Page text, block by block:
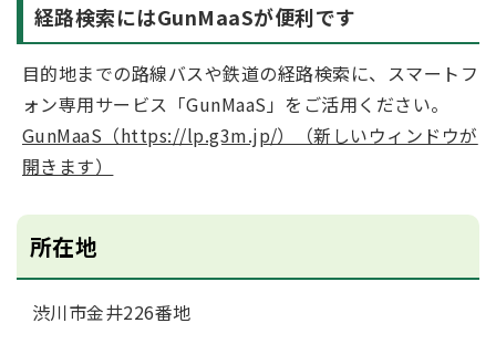
経路検索にはGunMaaSが便利です
目的地までの路線バスや鉄道の経路検索に、スマートフ
ォン専用サービス「GunMaaS」をご活用ください。
GunMaaS（https://lp.g3m.jp/）（新しいウィンドウが
開きます）
所在地
渋川市金井226番地